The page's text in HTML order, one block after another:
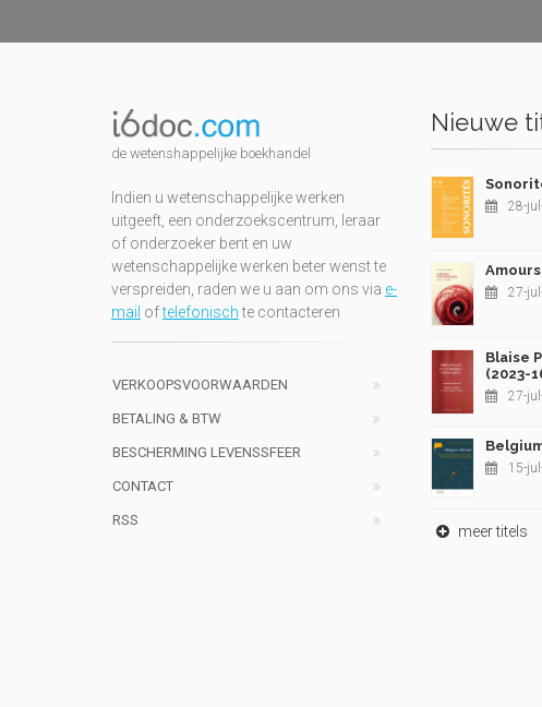
de wetenshappelijke boekhandel
Indien u wetenschappelijke werken
uitgeeft, een onderzoekscentrum, leraar
of onderzoeker bent en uw
wetenschappelijke werken beter wenst te
verspreiden, raden we u aan om ons via e-
mail oftelefonischte contacteren
VERKOOPSVOORWAARDEN
BETALING & BTW
BESCHERMING LEVENSSFEER
CONTACT
RSS
Nieuwe
28-
27-
Blaise
(2023-
27-
15-
meer titels